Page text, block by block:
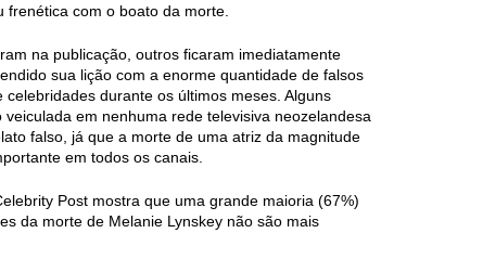
frenética com o boato da morte.
na publicação, outros ficaram imediatamente
sua lição com a enorme quantidade de falsos
durante os últimos meses. Alguns
em nenhuma rede televisiva neozelandesa
falso, já que a morte de uma atriz da magnitude
em todos os canais.
Post mostra que uma grande maioria (67%)
da morte de Melanie Lynskey não são mais